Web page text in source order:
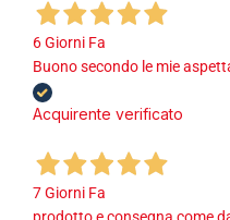
6 Giorni Fa
Buono secondo le mie
Acquirente verificato
7 Giorni Fa